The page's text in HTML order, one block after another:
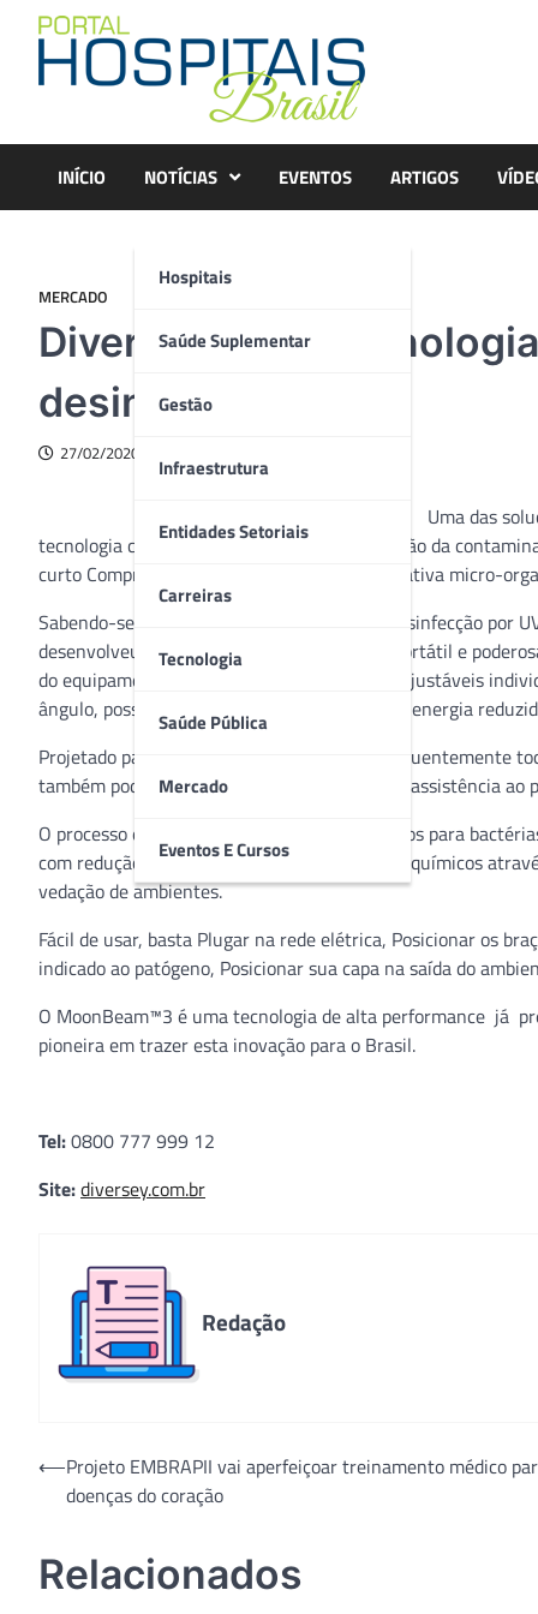
content
INÍCIO NOTÍCIAS
Hospitais
Saúde Suplementar
Gestão
Infraestrutura
Entidades Setoriais
Carreiras
Tecnologia
Saúde Pública
Mercado
Eventos E Cursos
EVENTOS ARTIGOS
MERCADO
Diversey lança
desinfecção UV-C
27/02/2020
Uma das
tecnologia comprovada para auxiliar na redução da
curto Comprimento (UV-C), que elimina ou inativa micro-
Sabendo-se que a dosagem e a duração da desinfecção por
desenvolveu o MoonBeam™3, uma solução portátil e
do equipamento são seus braços articulados ajustáveis
ângulo, possibilitando a melhor dosagem com energia
Projetado para desinfecção de superfícies frequentemente
também pode ser usado em equipamentos de assistência
O processo é rápido e feito em ciclos: 3 minutos para
com redução de 3 a 5 log. O aparelho não usa químicos
vedação de ambientes.
Fácil de usar, basta Plugar na rede elétrica, Posicionar os
indicado ao patógeno, Posicionar sua capa na saída do
O MoonBeam™3 é uma tecnologia de alta performance já
pioneira em trazer esta inovação para o Brasil.
Tel:0800 777 999 12
Site:diversey.com.br
Redação
Navegação
⟵Projeto EMBRAPII vai aperfeiçoar treinamento médico
doenças do coração
Relacionados